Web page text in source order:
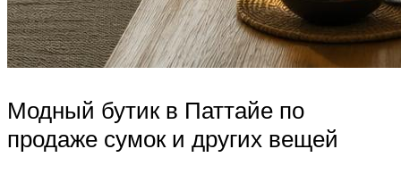
Модный бутик в Паттайе по
продаже сумок и других вещей